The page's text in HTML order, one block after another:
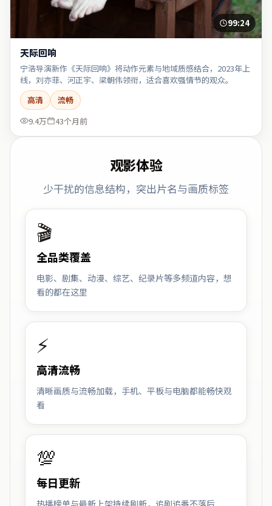
99:24
天际回响
宁浩导演新作《天际回响》将动作元素与地域质感结合，2023年上
线，刘亦菲、河正宇、梁朝伟领衔，适合喜欢强情节的观众。
高清
流畅
9.4万
43个月前
观影体验
少干扰的信息结构，突出片名与画质标签
🎬
全品类覆盖
电影、剧集、动漫、综艺、纪录片等多频道内容，想
看的都在这里
⚡
高清流畅
清晰画质与流畅加载，手机、平板与电脑都能畅快观
看
💯
每日更新
热播榜单与最新上架持续刷新，追剧追番不落后